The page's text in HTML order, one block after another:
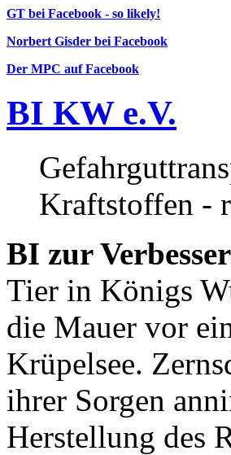
GT bei Facebook - so likely!
Norbert Gisder bei Facebook
Der MPC auf Facebook
BI KW e.V.
Kraftstoffen -
BI zur
Tier in Königs
die Mauer vor
Krüpelsee.
ihrer Sorgen
Herstellung des